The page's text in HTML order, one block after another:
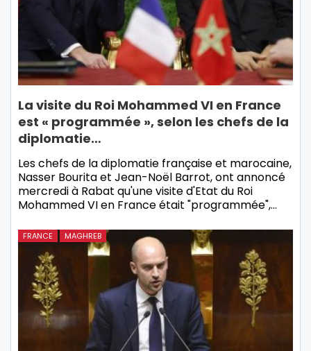
La visite du Roi Mohammed VI en France
est « programmée », selon les chefs de la
diplomatie…
Les chefs de la diplomatie française et marocaine,
Nasser Bourita et Jean-Noël Barrot, ont annoncé
mercredi à Rabat qu'une visite d'Etat du Roi
Mohammed VI en France était "programmée",…
FRANCE MAGHREB